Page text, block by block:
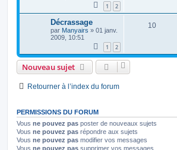
1 2
Décrassage
par Manyairs » 01 janv.
2009, 10:51
1 2
10
Nouveau sujet
Retourner à l’index du forum
PERMISSIONS DU FORUM
Vous ne pouvez pas poster de nouveaux sujets
Vous ne pouvez pas répondre aux sujets
Vous ne pouvez pas modifier vos messages
Vous ne pouvez pas supprimer vos messages